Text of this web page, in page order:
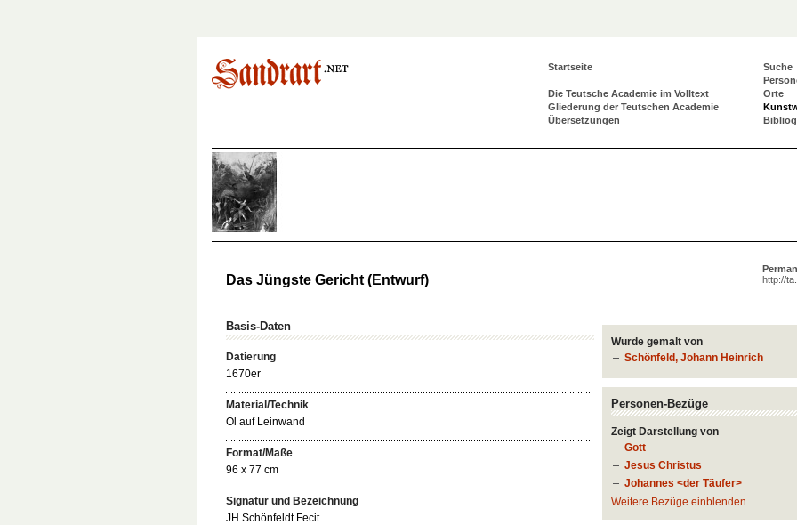
Startseite
Die Teutsche Academie im Volltext
Gliederung der Teutschen Academie
Übersetzungen
Suche
Orte
http://
Das Jüngste Gericht (Entwurf)
Wurde gemalt von
Schönfeld, Johann Heinrich
Personen-Bezüge
Zeigt Darstellung von
Gott
Jesus Christus
Johannes <der Täufer>
Weitere Bezüge einblenden
Basis-Daten
Datierung
1670er
Material/Technik
Öl auf Leinwand
Format/Maße
96 x 77 cm
Signatur und Bezeichnung
JH Schönfeldt Fecit.